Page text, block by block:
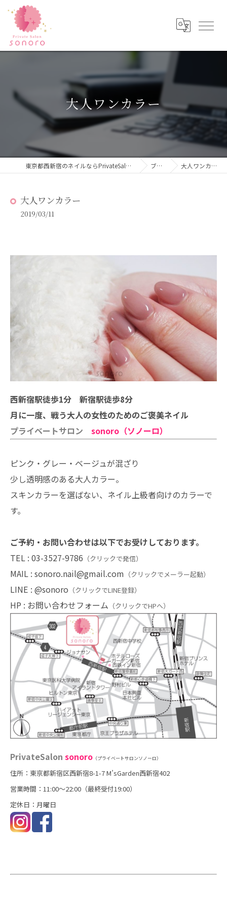
大人ワンカラー
東京都西新宿のネイルならPrivateSalon sonoro ブログ 大人ワンカラー
大人ワンカラー
2019/03/11
西新宿駅徒歩1分 新宿駅徒歩8分
月に一度、戦う大人の女性のためのご褒美ネイル
プライベートサロン sonoro（ソノーロ）
ピンク・グレー・ベージュが混ざり
少し透明感のある大人カラー。
スキンカラーを選ばない、ネイル上級者向けのカラーで
す。
ご予約・お問い合わせは以下でお受けしております。
TEL : 03-3527-9786 （クリックで発信）
MAIL : sonoro.nail@gmail.com （クリックでメーラー起動）
LINE : @sonoro （クリックでLINE登録）
HP : お問い合わせフォーム （クリックでHPへ）
PrivateSalon sonoro （プライベートサロンソノーロ）
住所：東京都新宿区西新宿8-1-7 M’sGarden西新宿402
営業時間：11:00～22:00（最終受付19:00）
定休日：月曜日